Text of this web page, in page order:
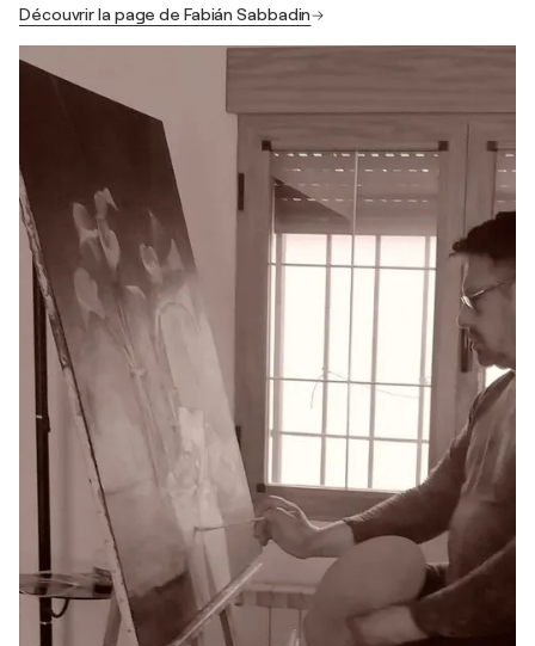
Découvrir la page de Fabián Sabbadin